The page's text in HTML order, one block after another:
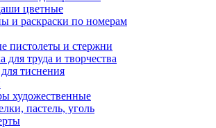
цветные
и раскраски по номерам
пистолеты и стержни
для труда и творчества
тиснения
художественные
пастель, уголь